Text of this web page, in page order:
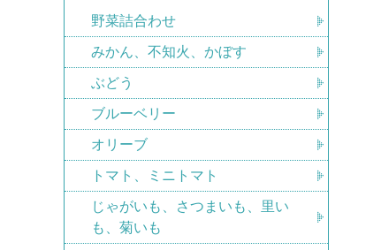
野菜詰合わせ
みかん、不知火、かぼす
ぶどう
ブルーベリー
オリーブ
トマト、ミニトマト
じゃがいも、さつまいも、里い
も、菊いも